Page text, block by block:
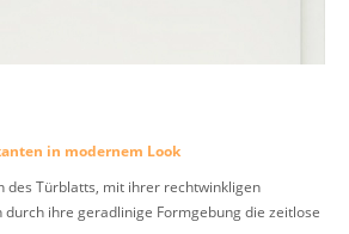
in modernem Look
des Türblatts, mit ihrer rechtwinkligen
durch ihre geradlinige Formgebung die zeitlose